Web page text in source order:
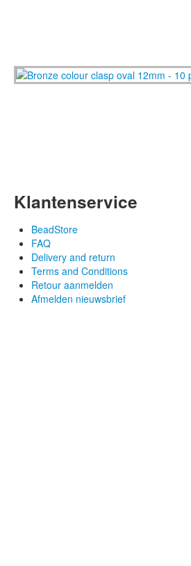
Klantenservice
BeadStore
FAQ
Delivery and return
Terms and Conditions
Retour aanmelden
Afmelden nieuwsbrief